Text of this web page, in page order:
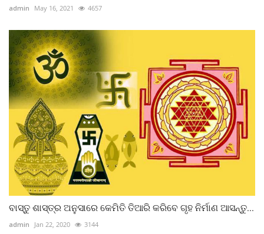
admin May 16, 2021 4657
ବାସ୍ତୁ ଶାସ୍ତ୍ର ଅନୁସାରେ କେମିତି ତିଆରି କରିବେ ଗୃହ ନିର୍ମାଣ ଆସନ୍ତୁ...
admin Jan 22, 2020 3144